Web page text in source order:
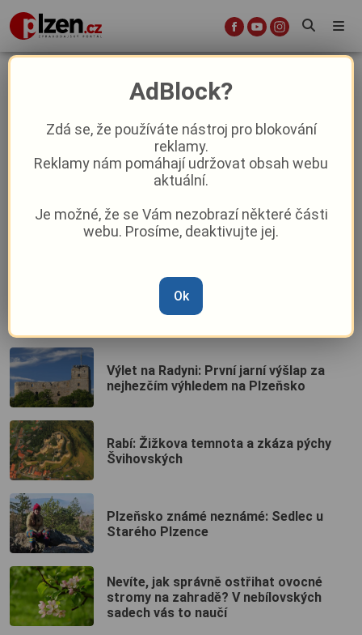
Co se skrývá za velkými slevami a proč
by je kvalitní lokální výrobky neměly
nabízet
Elegance, která pomáhá slavit:
Vyhrajte hodnotné ceny od módní
Březnové slunce startuje solární žně:
Majitelé fotovoltaik se po zimě dočkali
Výlet na Radyni: První jarní výšlap za
nejhezčím výhledem na Plzeňsko
Rabí: Žižkova temnota a zkáza pýchy
Švihovských
Plzeňsko známé neznámé: Sedlec u
Starého Plzence
Nevíte, jak správně ostřihat ovocné
stromy na zahradě? V nebílovských
sadech vás to naučí
AdBlock?
Zdá se, že používáte nástroj pro blokování
reklamy.
Reklamy nám pomáhají udržovat obsah webu
aktuální.
Je možné, že se Vám nezobrazí některé části
webu. Prosíme, deaktivujte jej.
Ok